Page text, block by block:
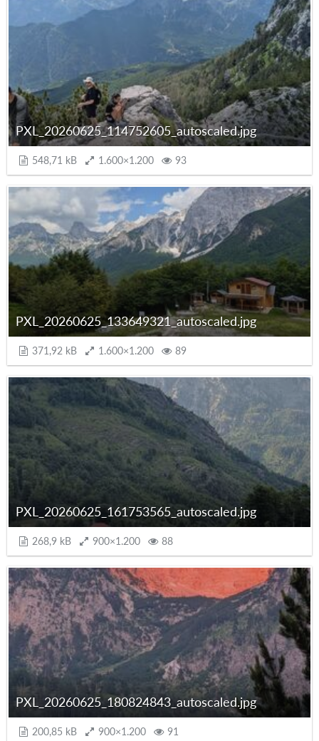
PXL_20260625_114752605_autoscaled.jpg
548,71 kB 1.600×1.200 93
PXL_20260625_133649321_autoscaled.jpg
371,92 kB 1.600×1.200 89
PXL_20260625_161753565_autoscaled.jpg
268,9 kB 900×1.200 88
PXL_20260625_180824843_autoscaled.jpg
200,85 kB 900×1.200 91